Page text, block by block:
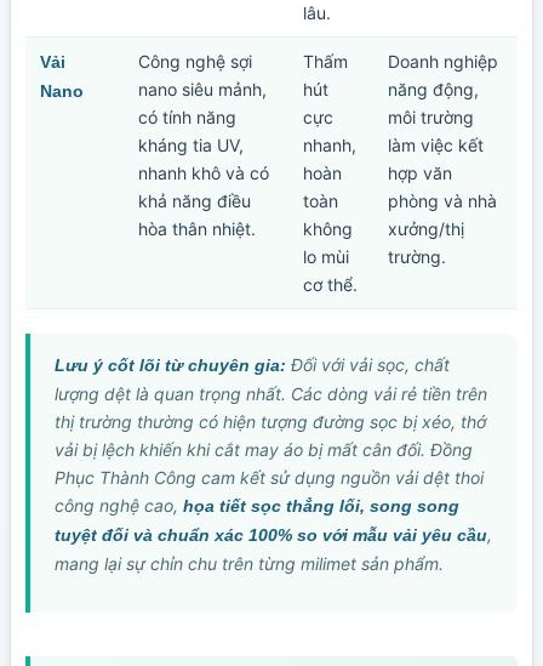
lâu.
Vải
Nano
Công nghệ sợi
nano siêu mảnh,
có tính năng
kháng tia UV,
nhanh khô và có
khả năng điều
hòa thân nhiệt.
Thấm
hút
cực
nhanh,
hoàn
toàn
không
lo mùi
cơ thể.
Doanh nghiệp
năng động,
môi trường
làm việc kết
hợp văn
phòng và nhà
xưởng/thị
trường.
Lưu ý cốt lõi từ chuyên gia: Đối với vải sọc, chất
lượng dệt là quan trọng nhất. Các dòng vải rẻ tiền trên
thị trường thường có hiện tượng đường sọc bị xéo, thớ
vải bị lệch khiến khi cắt may áo bị mất cân đối. Đồng
Phục Thành Công cam kết sử dụng nguồn vải dệt thoi
công nghệ cao, họa tiết sọc thẳng lối, song song
tuyệt đối và chuẩn xác 100% so với mẫu vải yêu cầu,
mang lại sự chỉn chu trên từng milimet sản phẩm.